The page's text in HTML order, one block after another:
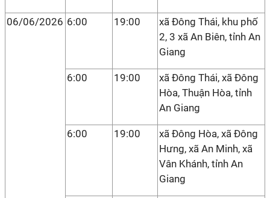
06/06/2026 6:00 19:00
xã Đông Thái, khu phố
2, 3 xã An Biên, tỉnh An
Giang
6:00 19:00
xã Đông Thái, xã Đông
Hòa, Thuận Hòa, tỉnh
An Giang
6:00 19:00
xã Đông Hòa, xã Đông
Hưng, xã An Minh, xã
Vân Khánh, tỉnh An
Giang